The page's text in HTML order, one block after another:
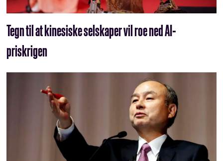
Tegn til at kinesiske selskaper vil roe ned AI-
priskrigen